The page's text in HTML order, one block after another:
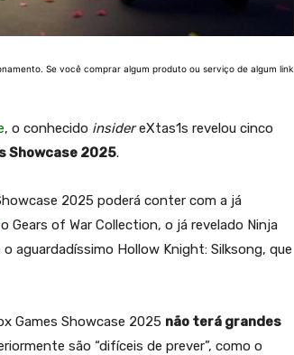
Se você comprar algum produto ou serviço de algum link
, o conhecido insidereXtas1s revelou cinco
Showcase 2025.
2025 poderá conter com a já
Gears of War Collection, o já revelado Ninja
aguardadíssimo Hollow Knight: Silksong, que
Games Showcase 2025 não terá grandes
são “difíceis de prever”, como o